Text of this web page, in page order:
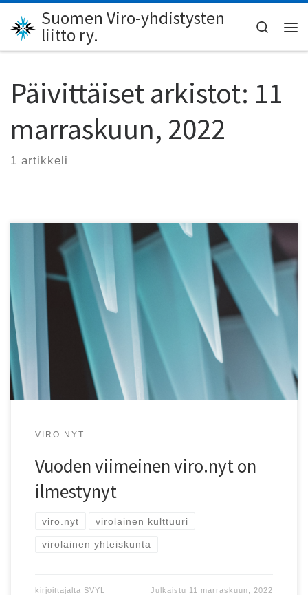
Skip to content
Suomen Viro-yhdistysten
liitto ry.
Search
Päivittäiset arkistot: 11
marraskuun, 2022
1 artikkeli
viro.nyt 4-2022 on ilmestynyt! Lehdessä on tällä kertaa
runsaasti yhteiskunnallista sisältöä.
VIRO.NYT
Vuoden viimeinen viro.nyt on
ilmestynyt
viro.nyt virolainen kulttuuri
virolainen yhteiskunta
kirjoittajalta SVYL Julkaistu 11 marraskuun, 2022